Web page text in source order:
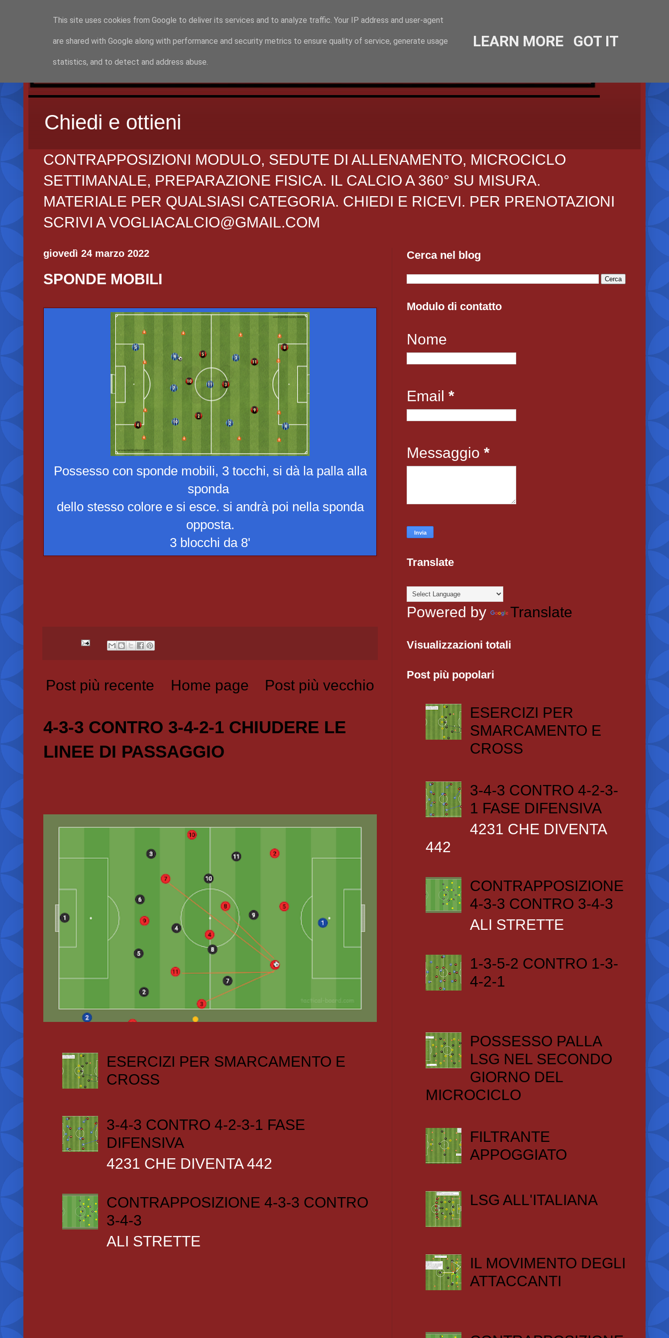
Chiedi e ottieni
CONTRAPPOSIZIONI MODULO, SEDUTE DI ALLENAMENTO, MICROCICLO
SETTIMANALE, PREPARAZIONE FISICA. IL CALCIO A 360° SU MISURA.
MATERIALE PER QUALSIASI CATEGORIA. CHIEDI E RICEVI. PER PRENOTAZIONI
SCRIVI A VOGLIACALCIO@GMAIL.COM
giovedì 24 marzo 2022
SPONDE MOBILI
Possesso con sponde mobili, 3 tocchi, si dà la palla alla
sponda
dello stesso colore e si esce. si andrà poi nella sponda
opposta.
3 blocchi da 8'
Post più recente Post più vecchio
Home page
4-3-3 CONTRO 3-4-2-1 CHIUDERE LE
LINEE DI PASSAGGIO
ESERCIZI PER SMARCAMENTO E
CROSS
3-4-3 CONTRO 4-2-3-1 FASE
DIFENSIVA
4231 CHE DIVENTA 442
CONTRAPPOSIZIONE 4-3-3 CONTRO
3-4-3
ALI STRETTE
Cerca nel blog
Modulo di contatto
Nome
Email *
Messaggio *
Translate
Powered by Translate
Visualizzazioni totali
Post più popolari
ESERCIZI PER
SMARCAMENTO E
CROSS
3-4-3 CONTRO 4-2-3-
1 FASE DIFENSIVA
4231 CHE DIVENTA
442
CONTRAPPOSIZIONE
4-3-3 CONTRO 3-4-3
ALI STRETTE
1-3-5-2 CONTRO 1-3-
4-2-1
POSSESSO PALLA
LSG NEL SECONDO
GIORNO DEL
MICROCICLO
FILTRANTE
APPOGGIATO
LSG ALL'ITALIANA
IL MOVIMENTO DEGLI
ATTACCANTI
This site uses cookies from Google to deliver its services and to analyze traffic. Your IP address and user-agent
are shared with Google along with performance and security metrics to ensure quality of service, generate usage
statistics, and to detect and address abuse.
LEARN MORE GOT IT